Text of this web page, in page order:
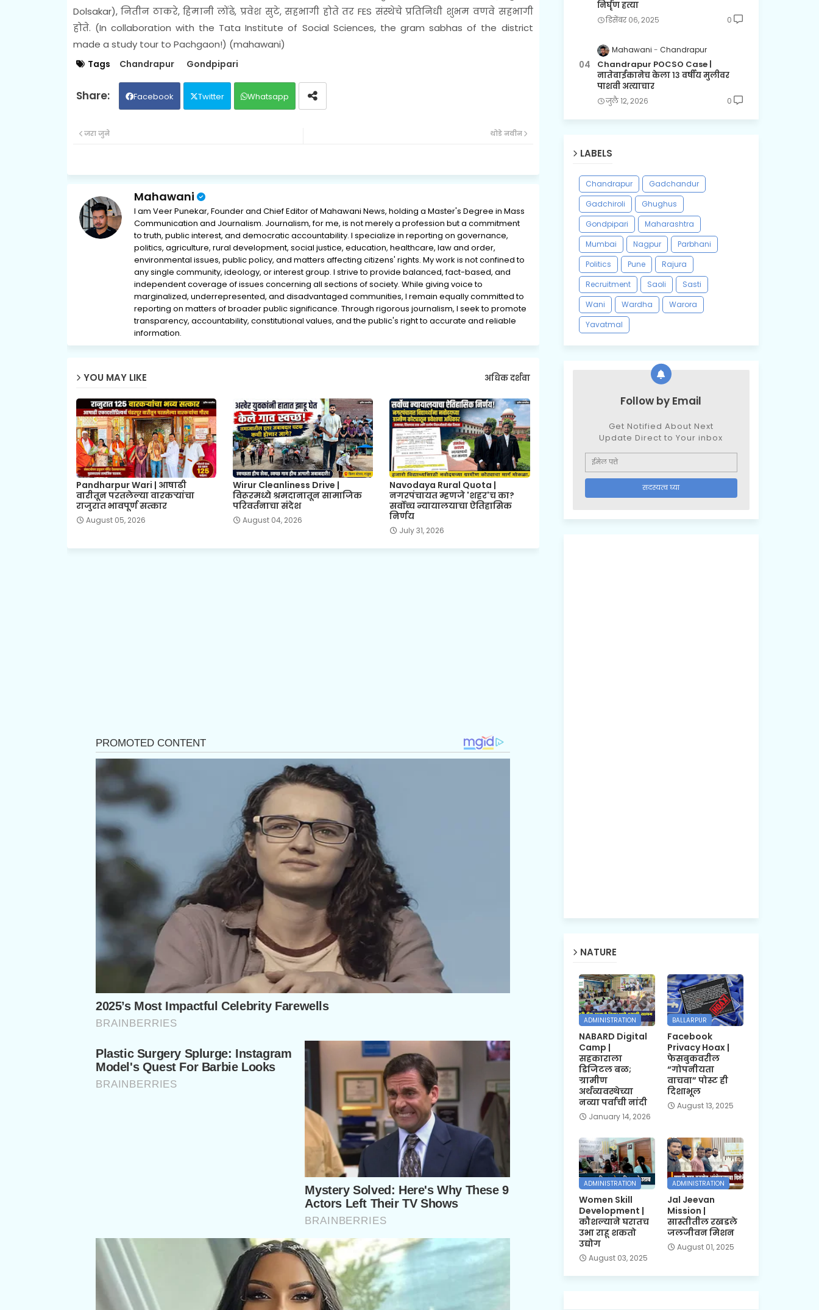
Dolsakar), नितीन ठाकरे, हिमानी लोंढे, प्रवेश सुटे, सहभागी होते तर FES संस्थेचे प्रतिनिधी शुभम वणवे सहभागी
होते. (In collaboration with the Tata Institute of Social Sciences, the gram sabhas of the district
made a study tour to Pachgaon!) (mahawani)
Tags Chandrapur Gondpipari
Facebook Twitter Whatsapp
थोडे नवीन
जरा जुने
Mahawani
I am Veer Punekar, Founder and Chief Editor of Mahawani News, holding a Master's Degree in Mass
Communication and Journalism. Journalism, for me, is not merely a profession but a commitment
to truth, public interest, and democratic accountability. I specialize in reporting on governance,
politics, agriculture, rural development, social justice, education, healthcare, law and order,
environmental issues, public policy, and matters affecting citizens' rights. My work is not confined to
any single community, ideology, or interest group. I strive to provide balanced, fact-based, and
independent coverage of issues concerning all sections of society. While giving voice to
marginalized, underrepresented, and disadvantaged communities, I remain equally committed to
reporting on matters of broader public significance. Through rigorous journalism, I seek to promote
transparency, accountability, constitutional values, and the public's right to accurate and reliable
information.
YOU MAY LIKE अधिक दर्शवा
Pandharpur Wari | आषाढी
वारीतून परतलेल्या वारकऱ्यांचा
राजुरात भावपूर्ण सत्कार
August 05, 2026
Wirur Cleanliness Drive |
विरूरमध्ये श्रमदानातून सामाजिक
परिवर्तनाचा संदेश
August 04, 2026
Navodaya Rural Quota |
नगरपंचायत म्हणजे 'शहर'च का?
सर्वोच्च न्यायालयाचा ऐतिहासिक
निर्णय
July 31, 2026
निर्घृण हत्या
डिसेंबर ०६, २०२५ 0
Mahawani Chandrapur
Chandrapur POCSO Case |
नातेवाईकानेच केला १३ वर्षीय मुलीवर
पाशवी अत्याचार
जुलै १२, २०२६ 0
LABELS
Chandrapur
Gadchandur
Gadchiroli
Ghughus
Gondpipari
Maharashtra
Mumbai
Nagpur
Parbhani
Politics
Pune
Rajura
Recruitment
Saoli
Sasti
Wani
Wardha
Warora
Yavatmal
Follow by Email
Get Notified About Next
Update Direct to Your inbox
NATURE
ADMINISTRATION
NABARD Digital
Camp |
सहकाराला
डिजिटल बळ;
ग्रामीण
अर्थव्यवस्थेच्या
नव्या पर्वाची नांदी
January 14, 2026
BALLARPUR
Facebook
Privacy Hoax |
फेसबुकवरील
“गोपनीयता
वाचवा” पोस्ट ही
दिशाभूल
August 13, 2025
ADMINISTRATION
Women Skill
Development |
कौशल्याने घरातच
उभा राहू शकतो
उद्योग
August 03, 2025
ADMINISTRATION
Jal Jeevan
Mission |
सास्तीतील रखडले
जलजीवन मिशन
August 01, 2025